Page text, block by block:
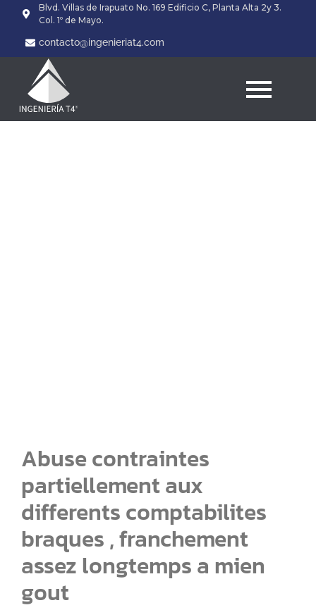
Blvd. Villas de Irapuato No. 169 Edificio C, Planta Alta 2y 3.
Col. 1º de Mayo.
contacto@ingenieriat4.com
Abuse contraintes
partiellement aux
differents comptabilites
braques , franchement
assez longtemps a mien
gout